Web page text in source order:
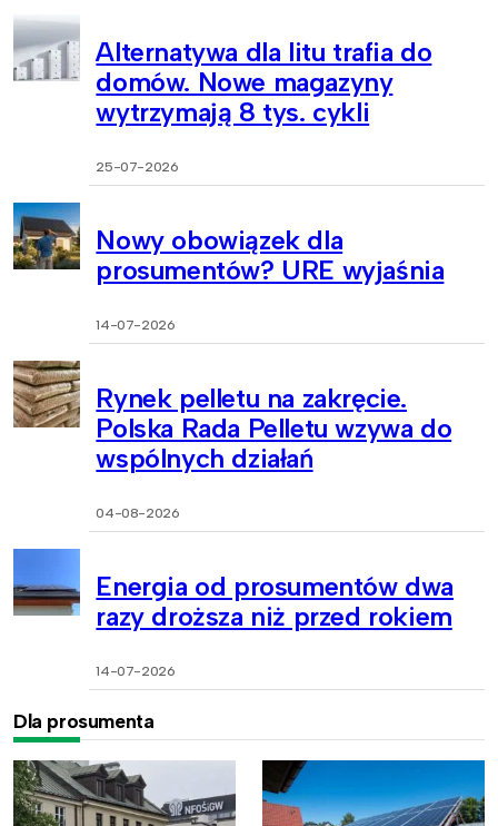
Alternatywa dla litu trafia do
domów. Nowe magazyny
wytrzymają 8 tys. cykli
25-07-2026
Nowy obowiązek dla
prosumentów? URE wyjaśnia
14-07-2026
Rynek pelletu na zakręcie.
Polska Rada Pelletu wzywa do
wspólnych działań
04-08-2026
Energia od prosumentów dwa
razy droższa niż przed rokiem
14-07-2026
Dla prosumenta